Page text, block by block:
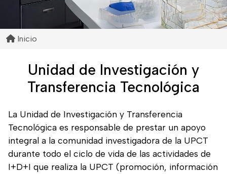
Inicio
Unidad de Investigación y
Transferencia Tecnológica
La Unidad de Investigación y Transferencia
Tecnológica es responsable de prestar un apoyo
integral a la comunidad investigadora de la UPCT
durante todo el ciclo de vida de las actividades de
I+D+I que realiza la UPCT (promoción, información